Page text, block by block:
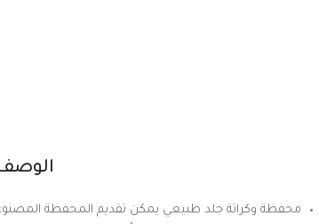
محفظة وكراتة جلد طبيعي يمكن تقديم المحفظة